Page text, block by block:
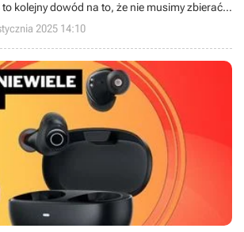
to kolejny dowód na to, że nie musimy zbierać
głośnik bezprzewodowy.
2025 14:10